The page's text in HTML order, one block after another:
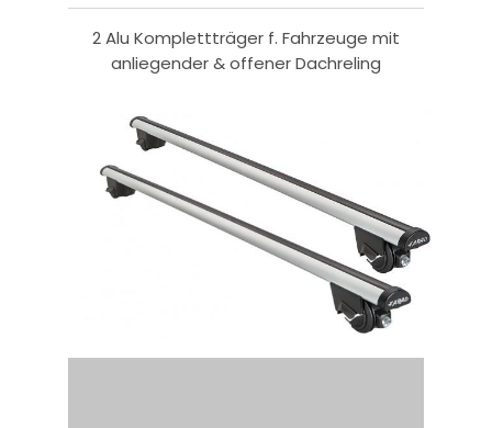
2 Alu Komplettträger f. Fahrzeuge mit
anliegender & offener Dachreling